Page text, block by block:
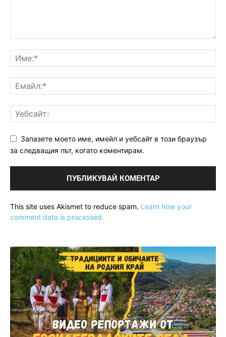
Запазете моето име, имейл и уебсайт в този браузър
за следващия път, когато коментирам.
This site uses Akismet to reduce spam. Learn how your
comment data is processed.